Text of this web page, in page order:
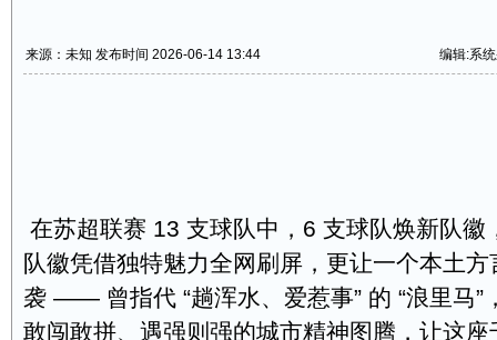
来源：未知 发布时间 2026-06-14 13:44 编辑:系
在苏超联赛 13 支球队中，6 支球队焕新队徽
队徽凭借独特魅力全网刷屏，更让一个本土
袭 —— 曾指代 “趟浑水、爱惹事” 的 “浪里马”
敢闯敢拼、遇强则强的城市精神图腾，让这